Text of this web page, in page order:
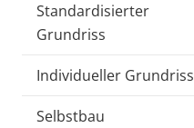
Standardisierter
Grundriss
Individueller Grundriss
Selbstbau